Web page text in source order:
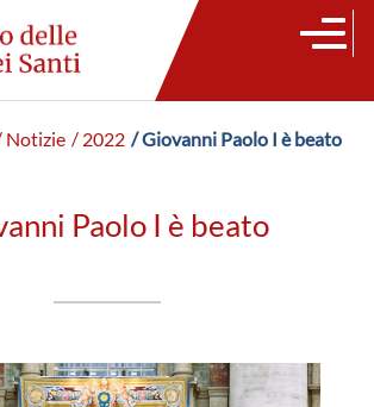
Notizie / 2022 / Giovanni Paolo I è beato
Paolo I è beato